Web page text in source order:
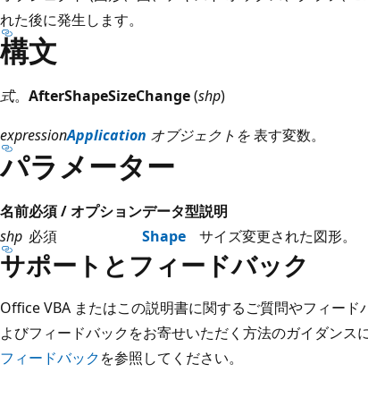
れた後に発生します。
構文
式。 AfterShapeSizeChange(shp)
expressionApplication オブジェクトを表す変数。
パラメーター
名前必須 / オプションデータ型説明
shp 必須 Shape サイズ変更された図形。
サポートとフィードバック
Office VBA またはこの説明書に関するご質問やフィー
よびフィードバックをお寄せいただく方法のガイダンス
フィードバックを参照してください。